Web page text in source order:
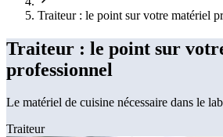
Traiteur : le point sur votre matériel
Traiteur : le point sur
professionnel
Le matériel de cuisine nécessaire dans le
Traiteur